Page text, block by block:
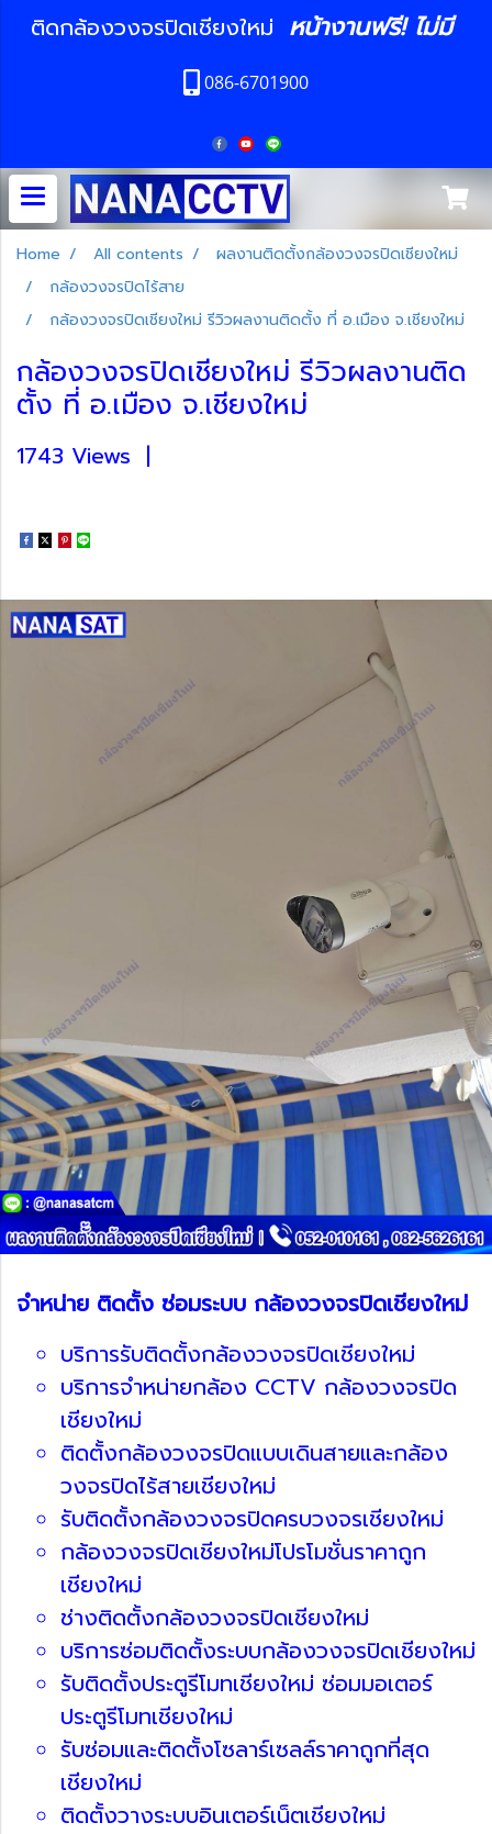
ติดกล้องวงจรปิดเชียงใหม่ หน้างานฟรี! ไม่มี
086-6701900
Home All contents
ผลงานติดตั้งกล้องวงจรปิดเชียงใหม่
กล้องวงจรปิดไร้สาย
กล้องวงจรปิดเชียงใหม่ รีวิวผลงานติดตั้ง ที่ อ.เมือง จ.เชียงใหม่
กล้องวงจรปิดเชียงใหม่ รีวิวผลงานติด
ตั้ง ที่ อ.เมือง จ.เชียงใหม่
1743 Views |
จำหน่าย ติดตั้ง ซ่อมระบบ กล้องวงจรปิดเชียงใหม่
บริการรับติดตั้งกล้องวงจรปิดเชียงใหม่
บริการจำหน่ายกล้อง CCTV กล้องวงจรปิด
เชียงใหม่
ติดตั้งกล้องวงจรปิดแบบเดินสายและกล้อง
วงจรปิดไร้สายเชียงใหม่
รับติดตั้งกล้องวงจรปิดครบวงจรเชียงใหม่
กล้องวงจรปิดเชียงใหม่โปรโมชั่นราคาถูก
เชียงใหม่
ช่างติดตั้งกล้องวงจรปิดเชียงใหม่
บริการซ่อมติดตั้งระบบกล้องวงจรปิดเชียงใหม่
รับติดตั้งประตูรีโมทเชียงใหม่ ซ่อมมอเตอร์
ประตูรีโมทเชียงใหม่
รับซ่อมและติดตั้งโซลาร์เซลล์ราคาถูกที่สุด
เชียงใหม่
ติดตั้งวางระบบอินเตอร์เน็ตเชียงใหม่